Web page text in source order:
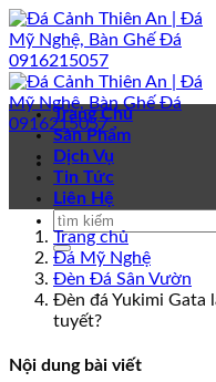
Bỏ
qua
nội
dung
Trang Chủ
Sản Phẩm
Dịch Vụ
Tin Tức
Liên Hệ
Trang chủ
Đá Mỹ Nghệ
Đèn Đá Sân Vườn
Đèn đá Yukimi Gata
tuyết?
Nội dung bài viết